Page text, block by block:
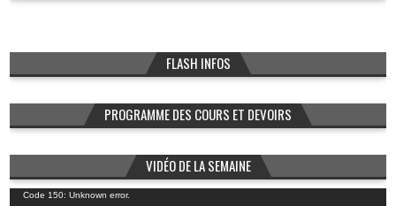
FLASH INFOS
PROGRAMME DES COURS ET DEVOIRS
VIDÉO DE LA SEMAINE
Lecteur
Code 150: Unknown error.